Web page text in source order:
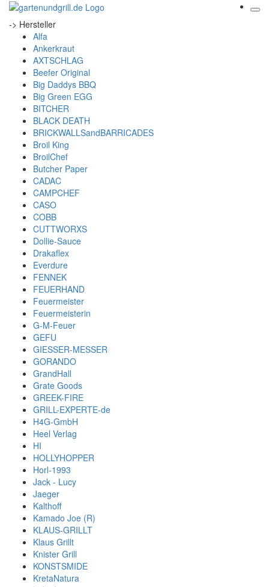
-> Hersteller
Alfa
Ankerkraut
AXTSCHLAG
Beefer Original
Big Daddys BBQ
Big Green EGG
BITCHER
BLACK DEATH
BRICKWALLSandBARRICADES
Broil King
BroilChef
Butcher Paper
CADAC
CAMPCHEF
CASO
COBB
CUTTWORXS
Dollie-Sauce
Drakaflex
Everdure
FENNEK
FEUERHAND
Feuermeister
Feuermeisterin
G-M-Feuer
GEFU
GIESSER-MESSER
GORANDO
GrandHall
Grate Goods
GREEK-FIRE
GRILL-EXPERTE-de
H4G-GmbH
Heel Verlag
HI
HOLLYHOPPER
Horl-1993
Jack - Lucy
Jaeger
Kalthoff
Kamado Joe (R)
KLAUS-GRILLT
Klaus Grillt
Knister Grill
KONSTSMIDE
KretaNatura